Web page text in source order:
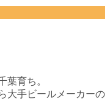
葉育ち。
大手ビールメーカーの